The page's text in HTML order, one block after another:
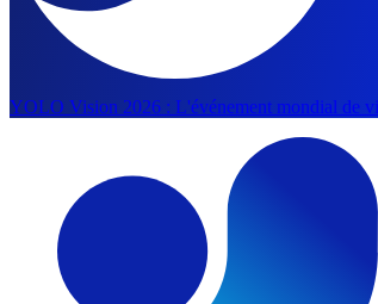
YOLO Vision 2026 : L'événement mondial de